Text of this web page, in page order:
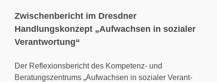
Zwischenbericht im Dresdner
Handlungskonzept „Aufwachsen in sozialer
Verantwortung“
Der Reflexionsbericht des Kompetenz- und
Beratungszentrums „Aufwachsen in sozialer Verant-